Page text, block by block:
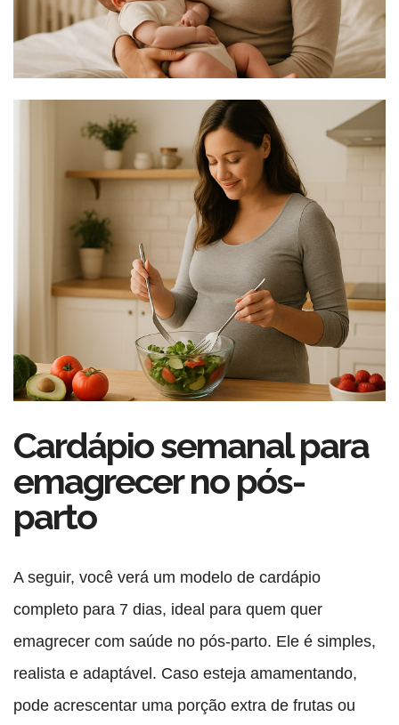
Cardápio semanal para
emagrecer no pós-
parto
A seguir, você verá um modelo de cardápio
completo para 7 dias, ideal para quem quer
emagrecer com saúde no pós-parto. Ele é simples,
realista e adaptável. Caso esteja amamentando,
pode acrescentar uma porção extra de frutas ou